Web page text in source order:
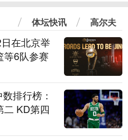
体坛快讯 高尔夫
在北京举
等6队参赛
排行榜：
二 KD第四